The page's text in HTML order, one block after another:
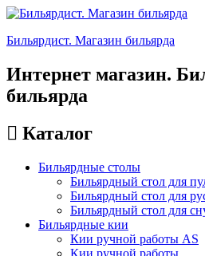
Бильярдист. Магазин бильярда
Интернет магазин.
бильярда
Каталог
Бильярдные столы
Бильярдный стол для
Бильярдный стол для
Бильярдный стол для
Бильярдные кии
Кии ручной работы AS
Кии ручной работы